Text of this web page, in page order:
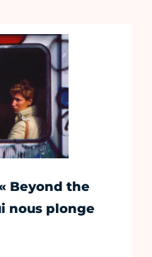
Beyond the
nous plonge